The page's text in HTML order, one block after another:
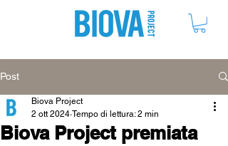
Post
Biova Project premiata
Biova Project
2 ott 2024 Tempo di lettura: 2 min